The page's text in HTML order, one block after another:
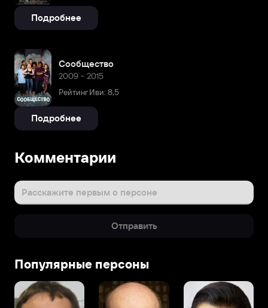
Подробнее
Сообщество
2009 – 2015
Рейтинг Иви: 8,5
Подробнее
Комментарии
Расскажите первым о персоне
Отправить
Популярные персоны